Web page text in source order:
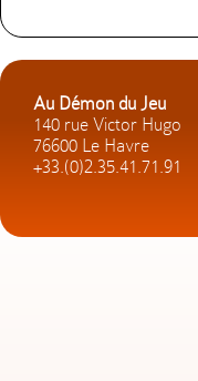
Au Démon du Jeu
140 rue Victor Hugo
76600 Le Havre
+33.(0)2.35.41.71.91